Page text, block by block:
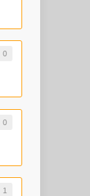
0
0
1